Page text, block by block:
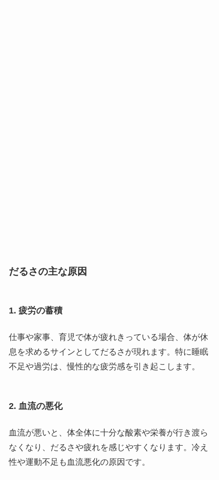
だるさの主な原因
1. 疲労の蓄積
仕事や家事、育児で体が疲れきっている場合、体が休
息を求めるサインとしてだるさが現れます。特に睡眠
不足や過労は、慢性的な疲労感を引き起こします。
2. 血流の悪化
血流が悪いと、体全体に十分な酸素や栄養が行き渡ら
なくなり、だるさや疲れを感じやすくなります。冷え
性や運動不足も血流悪化の原因です。